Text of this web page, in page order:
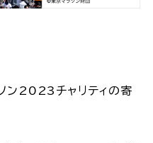
ン2023チャリティの寄